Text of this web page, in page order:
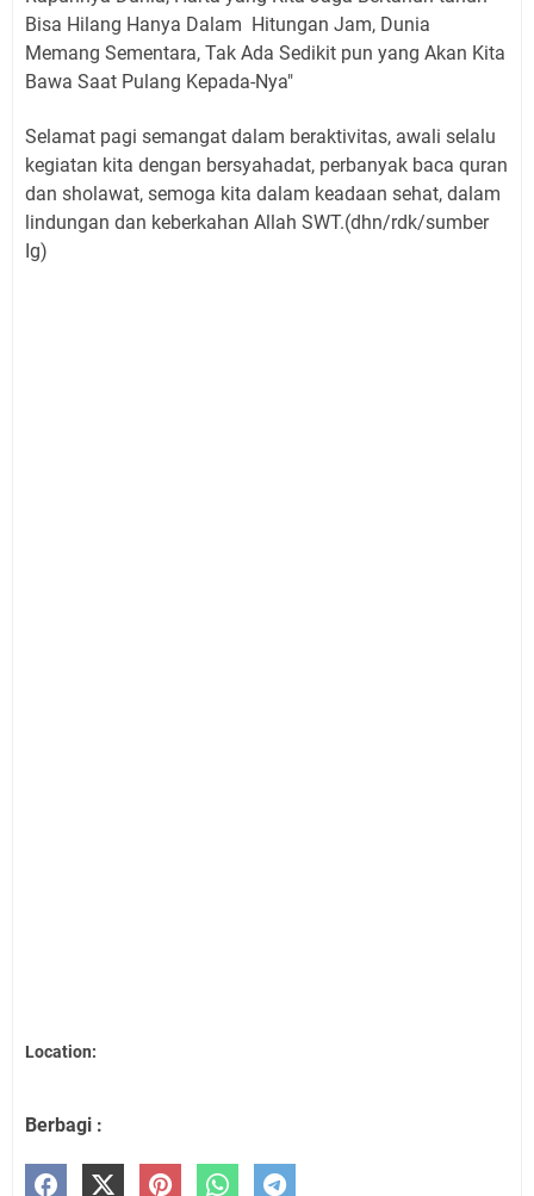
Bisa Hilang Hanya Dalam Hitungan Jam, Dunia
Memang Sementara, Tak Ada Sedikit pun yang Akan Kita
Bawa Saat Pulang Kepada-Nya"
Selamat pagi semangat dalam beraktivitas, awali selalu
kegiatan kita dengan bersyahadat, perbanyak baca quran
dan sholawat, semoga kita dalam keadaan sehat, dalam
lindungan dan keberkahan Allah SWT.(dhn/rdk/sumber
Ig)
Location:
Berbagi :